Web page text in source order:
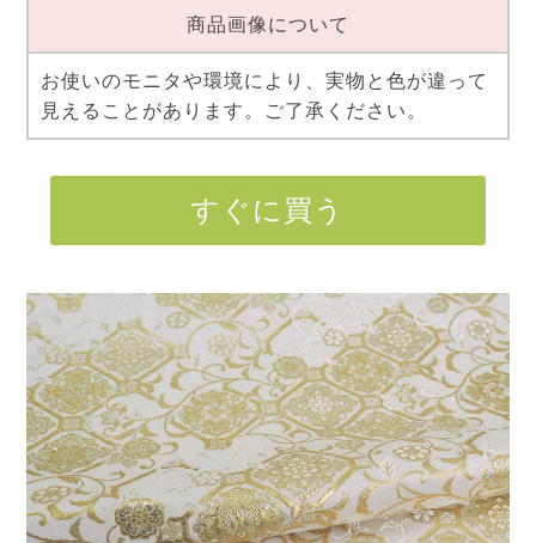
商品画像について
お使いのモニタや環境により、実物と色が違って
見えることがあります。ご了承ください。
すぐに買う